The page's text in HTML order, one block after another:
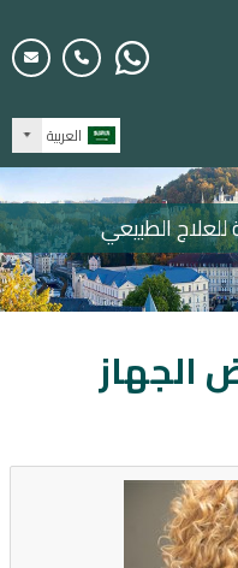
العربية
الطبيعي
الجهاز